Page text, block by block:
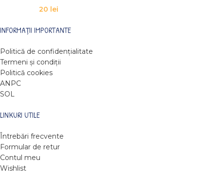
20 lei
INFORMAȚII IMPORTANTE
Politică de confidențialitate
Termeni și condiții
Politică cookies
ANPC
SOL
LINKURI UTILE
Întrebări frecvente
Formular de retur
Contul meu
Wishlist